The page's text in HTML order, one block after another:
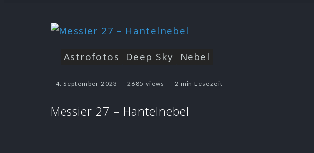
Astrofotos Deep Sky Nebel
4. September 2023 2685 views 2 min Lesezeit
Messier 27 – Hantelnebel